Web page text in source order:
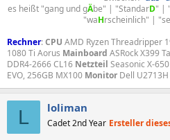
es heißt "gang und gÄbe" | "StandarD" |
"waHrscheinlich" |
Rechner:CPU AMD Ryzen Threadripper
1080 Ti Aorus Mainboard ASRock X399
DDR4-2666 CL16 Netzteil Seasonic X-650
EVO, 256GB MX100 Monitor Dell U2713H
L loliman
Cadet 2nd Year Ersteller